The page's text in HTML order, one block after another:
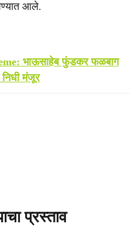
आले.
भाऊसाहेब फुंडकर फळबाग
मंजूर
प्रस्ताव